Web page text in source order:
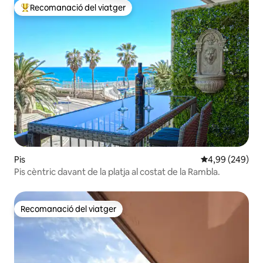
Principals recomanacions dels viatgers
Recomanació del viatger
Pis 4,99 de
4,99 (249)
Pis cèntric davant de la platja al costat de la Rambla.
Recomanació del viatger
Recomanació del viatger